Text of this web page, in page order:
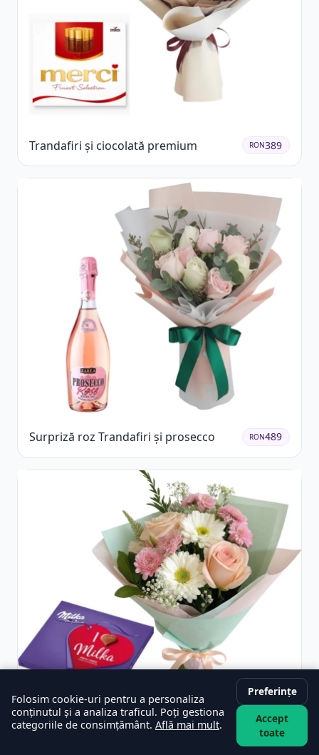
Trandafiri și ciocolată premium RON389
Surpriză roz Trandafiri și prosecco RON489
Buchet vesel și ciocolată RON 329
Folosim cookie-uri pentru a personaliza
conținutul și a analiza traficul. Poți gestiona
categoriile de consimțământ. Află mai mult.
Preferințe
Accept
toate